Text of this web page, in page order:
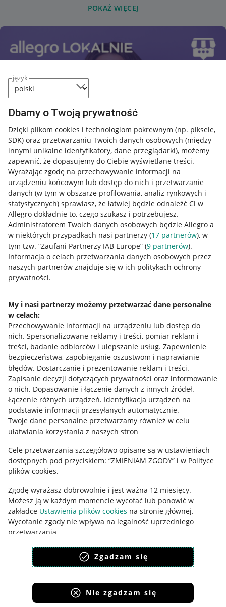
język
Dbamy o Twoją prywatność
Dzięki plikom cookies i technologiom pokrewnym (np. piksele,
SDK) oraz przetwarzaniu Twoich danych osobowych (między
innymi unikalne identyfikatory, dane przeglądarki), możemy
zapewnić, że dopasujemy do Ciebie wyświetlane treści.
Wyrażając zgodę na przechowywanie informacji na
urządzeniu końcowym lub dostęp do nich i przetwarzanie
danych (w tym w obszarze profilowania, analiz rynkowych i
statystycznych) sprawiasz, że łatwiej będzie odnaleźć Ci w
Allegro dokładnie to, czego szukasz i potrzebujesz.
Administratorem Twoich danych osobowych będzie Allegro a
w niektórych przypadkach nasi partnerzy (17 partnerów), w
tym tzw. “Zaufani Partnerzy IAB Europe” (9 partnerów).
Informacja o celach przetwarzania danych osobowych przez
naszych partnerów znajduje się w ich politykach ochrony
prywatności.
My i nasi partnerzy możemy przetwarzać dane personalne
w celach:
Przechowywanie informacji na urządzeniu lub dostęp do
nich. Spersonalizowane reklamy i treści, pomiar reklam i
treści, badanie odbiorców i ulepszanie usług. Zapewnienie
bezpieczeństwa, zapobieganie oszustwom i naprawianie
błędów. Dostarczanie i prezentowanie reklam i treści.
Zapisanie decyzji dotyczących prywatności oraz informowanie
o nich. Dopasowanie i łączenie danych z innych źródeł.
Łączenie różnych urządzeń. Identyfikacja urządzeń na
podstawie informacji przesyłanych automatycznie.
Twoje dane personalne przetwarzamy również w celu
ułatwiania korzystania z naszych stron
Cele przetwarzania szczegółowo opisane są w ustawieniach
dostępnych pod przyciskiem: “ZMIENIAM ZGODY” i w Polityce
plików cookies.
Zgodę wyrażasz dobrowolnie i jest ważna 12 miesięcy.
Możesz ją w każdym momencie wycofać lub ponowić w
zakładce Ustawienia plików cookies na stronie głównej.
Wycofanie zgody nie wpływa na legalność uprzedniego
przetwarzania.
polityka plików cookies
Zgadzam się
Nie zgadzam się
POKAŻ WIĘCEJ
Przydatne informacje
Jak to działa
Napisz do nas
Allegro Gadane dla kupujących
Mapa miejscowości
Informacje prawne
Regulamin
Polityka plików "cookies"
Ustawienia plików "cookies"
Udostępnianie lokalizacji
Informacje dla Aktu o Usługach Cyfrowych
Pobierz aplikację
Korzystanie z serwisu oznacza akceptacjęregulaminu